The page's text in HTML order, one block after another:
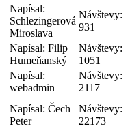
Napísal:
Schlezingerová
Miroslava
Návštevy:
931
Napísal: Filip
Humeňanský
Návštevy:
1051
Napísal:
webadmin
Návštevy:
2117
Napísal: Čech
Peter
Návštevy:
22173